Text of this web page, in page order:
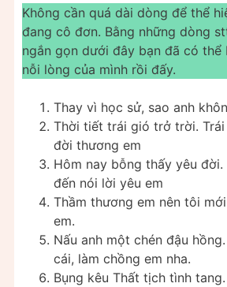
Không cần quá dài dòng để thể
đang cô đơn. Bằng những dòng
ngắn gọn dưới đây bạn đã có
nỗi lòng của mình rồi đấy.
Thay vì học sử, sao anh
Thời tiết trái gió trở trời.
đời thương em
Hôm nay bỗng thấy yêu
đến nói lời yêu em
Thầm thương em nên tôi
em.
Nấu anh một chén đậu
cái, làm chồng em nha.
Bụng kêu Thất tịch tình